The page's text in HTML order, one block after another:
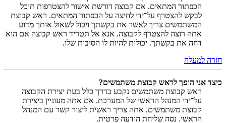
הכפתור המתאים. אם קבוצה דורשת אישור להצטרפות תוכל
לבקש להצטרף על־ידי לחיצה על הכפתור המתאים. ראש קבוצת
המשתמשים צריך לאשר את בקשתך ויכול לשאול אותך מדוע
אתה רוצה להצטרף לקבוצה. אנא אל תטריד ראש קבוצה אם הוא
דחה את בקשתך. יכולות להיות לו הסיבות שלו.
חזרה למעלה
כיצד אני הופך לראש קבוצת משתמשים?
ראש קבוצת משתמשים נקבע בדרך כלל בעת יצירת הקבוצה
על־ידי המנהל הראשי של המערכת. אם אתה מעוניין ביצירת
קבוצת משתמשים, אתה צריך ראשית ליצור קשר עם המנהל
הראשי. נסה שליחת הודעה פרטית.